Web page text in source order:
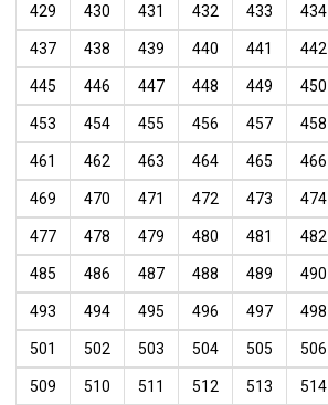
429 430 431 432 433 434
437 438 439 440 441 442
445 446 447 448 449 450
453 454 455 456 457 458
461 462 463 464 465 466
469 470 471 472 473 474
477 478 479 480 481 482
485 486 487 488 489 490
493 494 495 496 497 498
501 502 503 504 505 506
509 510 511 512 513 514